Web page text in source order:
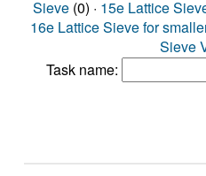
Sieve (0) · 15e Lattice
16e Lattice Sieve for
Sieve
Task name: